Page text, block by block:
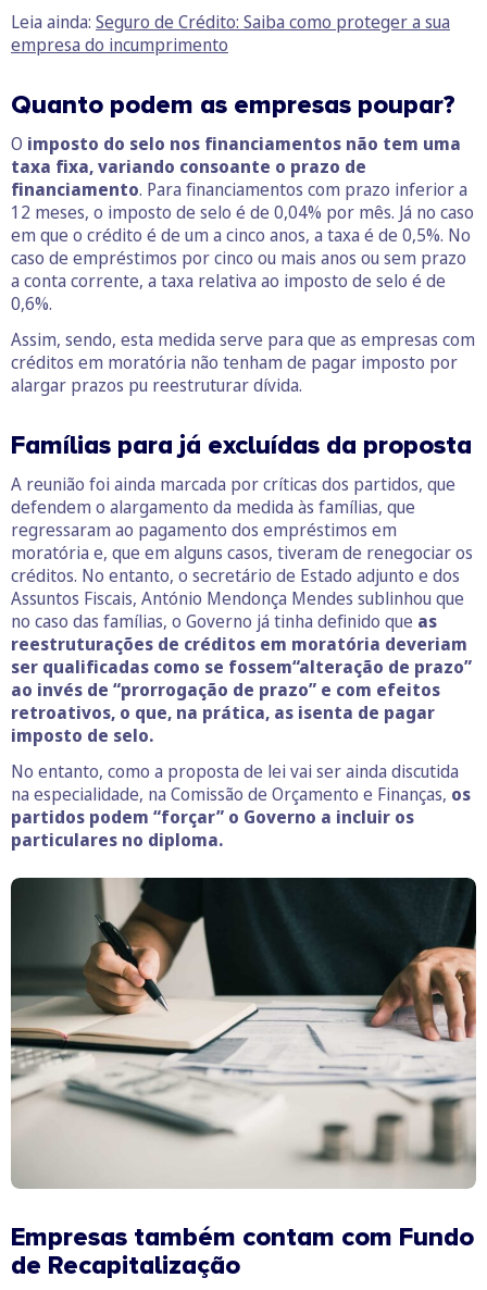
Leia ainda: Seguro de Crédito: Saiba como proteger a sua
empresa do incumprimento
Quanto podem as empresas poupar?
O imposto do selo nos financiamentos não tem uma
taxa fixa, variando consoante o prazo de
financiamento. Para financiamentos com prazo inferior a
12 meses, o imposto de selo é de 0,04% por mês. Já no caso
em que o crédito é de um a cinco anos, a taxa é de 0,5%. No
caso de empréstimos por cinco ou mais anos ou sem prazo
a conta corrente, a taxa relativa ao imposto de selo é de
0,6%.
Assim, sendo, esta medida serve para que as empresas com
créditos em moratória não tenham de pagar imposto por
alargar prazos pu reestruturar dívida.
Famílias para já excluídas da proposta
A reunião foi ainda marcada por críticas dos partidos, que
defendem o alargamento da medida às famílias, que
regressaram ao pagamento dos empréstimos em
moratória e, que em alguns casos, tiveram de renegociar os
créditos. No entanto, o secretário de Estado adjunto e dos
Assuntos Fiscais, António Mendonça Mendes sublinhou que
no caso das famílias, o Governo já tinha definido que as
reestruturações de créditos em moratória deveriam
ser qualificadas como se fossem“alteração de prazo”
ao invés de “prorrogação de prazo” e com efeitos
retroativos, o que, na prática, as isenta de pagar
imposto de selo.
No entanto, como a proposta de lei vai ser ainda discutida
na especialidade, na Comissão de Orçamento e Finanças, os
partidos podem “forçar” o Governo a incluir os
particulares no diploma.
Empresas também contam com Fundo
de Recapitalização